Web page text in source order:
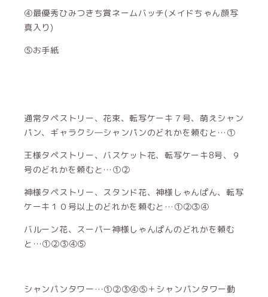
④最優秀ひみつきち賞ネームバッチ(メイドちゃん顔写
真入り)
⑤お手紙
通常タペストリー、花束、転写ケーキ７号、萌えシャン
パン、ギャラクシ―シャンパンのどれかを頼むと…①
王様タペストリー、バスケット花、転写ケーキ8号、９
号のどれかを頼むと…①②
神様タペストリー、スタンド花、神様しゃんぱん、転写
ケーキ１０号以上のどれかを頼むと…①②③④
バルーン花、スーパー神様しゃんぱんのどれかを頼む
と…①②③④⑤
シャンパンタワー…①②③④⑤＋シャンパンタワー動